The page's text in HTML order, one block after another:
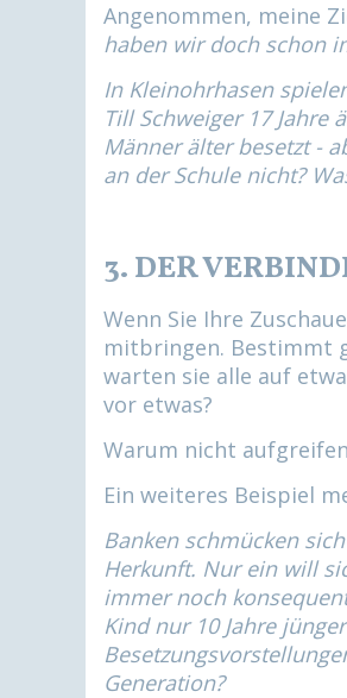
Angenommen, meine
haben wir doch schon
In Kleinohrhasen
Till Schweiger 17
Männer älter besetzt -
an der Schule nicht?
3. DER
Wenn Sie Ihre
mitbringen. Bestimmt
warten sie alle auf
vor etwas?
Warum nicht
Ein weiteres Beispiel
Banken schmücken
Herkunft. Nur ein will
immer noch
Kind nur 10 Jahre
Generation?